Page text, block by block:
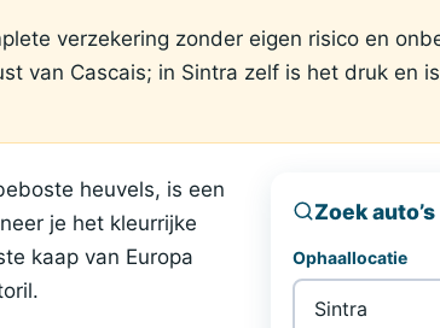
verzekering zonder eigen risico en
van Cascais; in Sintra zelf is het druk en
heuvels, is een
je het kleurrijke
kaap van Europa
Zoek
Ophaallocatie